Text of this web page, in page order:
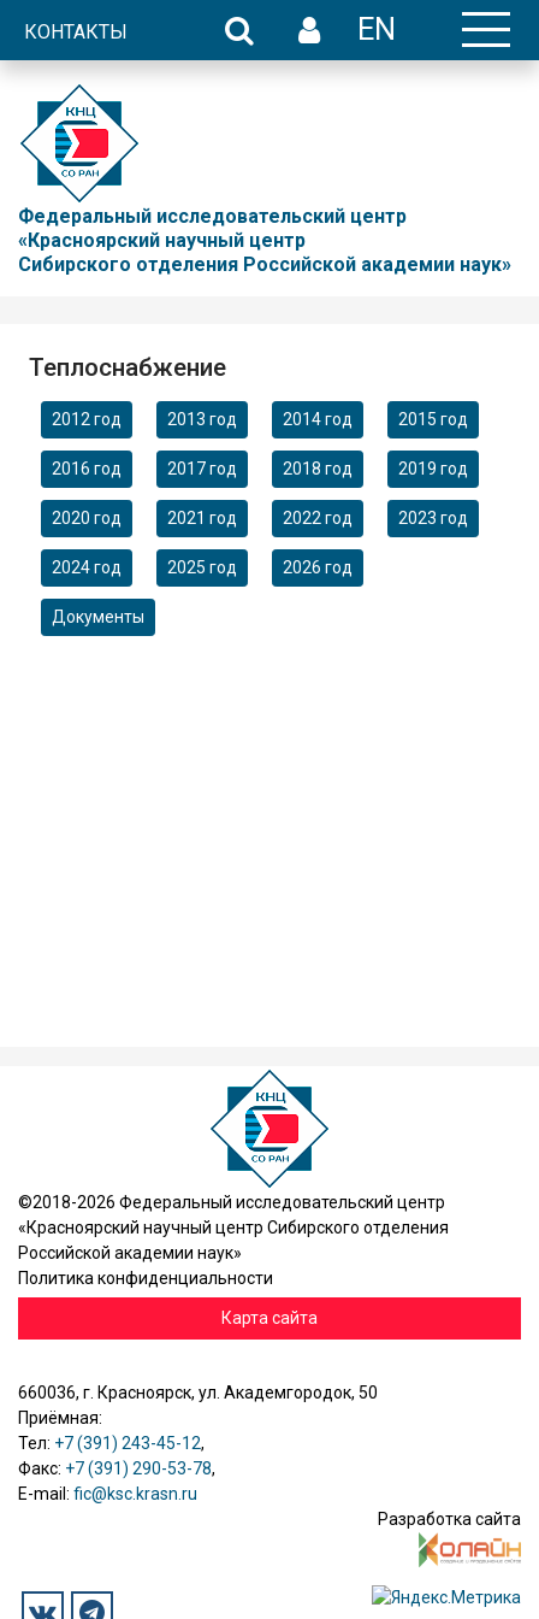
КОНТАКТЫ EN
Федеральный исследовательский центр
«Красноярский научный центр
Сибирского отделения Российской академии наук»
Теплоснабжение
2012 год 2013 год 2014 год 2015 год
2016 год 2017 год 2018 год 2019 год
2020 год 2021 год 2022 год 2023 год
2024 год 2025 год 2026 год
Документы
©2018-2026 Федеральный исследовательский центр
«Красноярский научный центр Сибирского отделения
Российской академии наук»
Политика конфиденциальности
Карта сайта
660036, г. Красноярск, ул. Академгородок, 50
Приёмная:
Тел: +7 (391) 243-45-12,
Факс: +7 (391) 290-53-78,
E-mail: fic@ksc.krasn.ru
Разработка сайта